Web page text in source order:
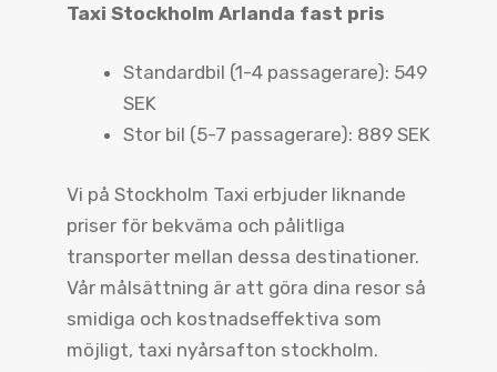
Taxi Stockholm Arlanda fast pris
Standardbil (1-4 passagerare): 549
SEK
Stor bil (5-7 passagerare): 889 SEK
Vi på Stockholm Taxi erbjuder liknande
priser för bekväma och pålitliga
transporter mellan dessa destinationer.
Vår målsättning är att göra dina resor så
smidiga och kostnadseffektiva som
möjligt, taxi nyårsafton stockholm.